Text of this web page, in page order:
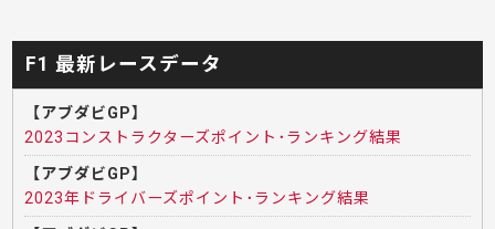
F1 最新レースデータ
【アブダビGP】
2023コンストラクターズポイント･ランキング結果
【アブダビGP】
2023年ドライバーズポイント･ランキング結果